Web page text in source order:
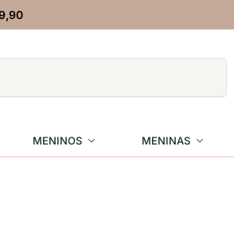
MENINOS MENINAS